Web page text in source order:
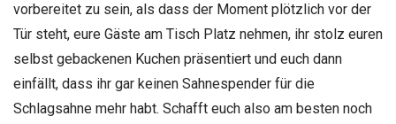
vorbereitet zu sein, als dass der Moment plötzlich vor der
Tür steht, eure Gäste am Tisch Platz nehmen, ihr stolz euren
selbst gebackenen Kuchen präsentiert und euch dann
einfällt, dass ihr gar keinen Sahnespender für die
Schlagsahne mehr habt. Schafft euch also am besten noch